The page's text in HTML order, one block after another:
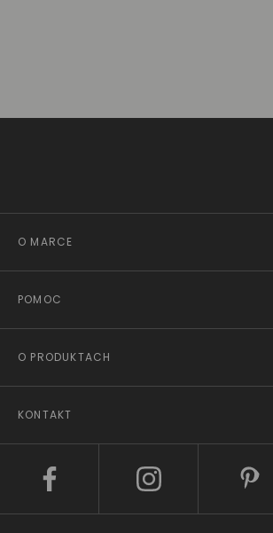
O MARCE
POMOC
O PRODUKTACH
KONTAKT